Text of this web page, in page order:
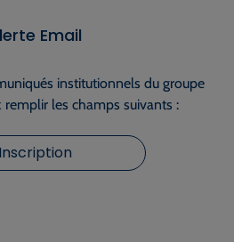
Email
institutionnels du groupe
remplir les champs suivants :
Inscription